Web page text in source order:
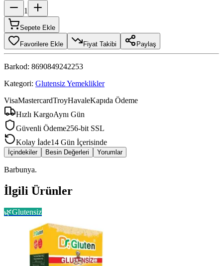
1
Sepete Ekle
Favorilere Ekle Fiyat Takibi Paylaş
Barkod: 8690849242253
Kategori: Glutensiz Yemeklikler
VisaMastercardTroyHavaleKapıda Ödeme
Hızlı KargoAynı Gün
Güvenli Ödeme256-bit SSL
Kolay İade14 Gün İçerisinde
İçindekiler Besin Değerleri Yorumlar
Barbunya.
İlgili Ürünler
🌿Glutensiz